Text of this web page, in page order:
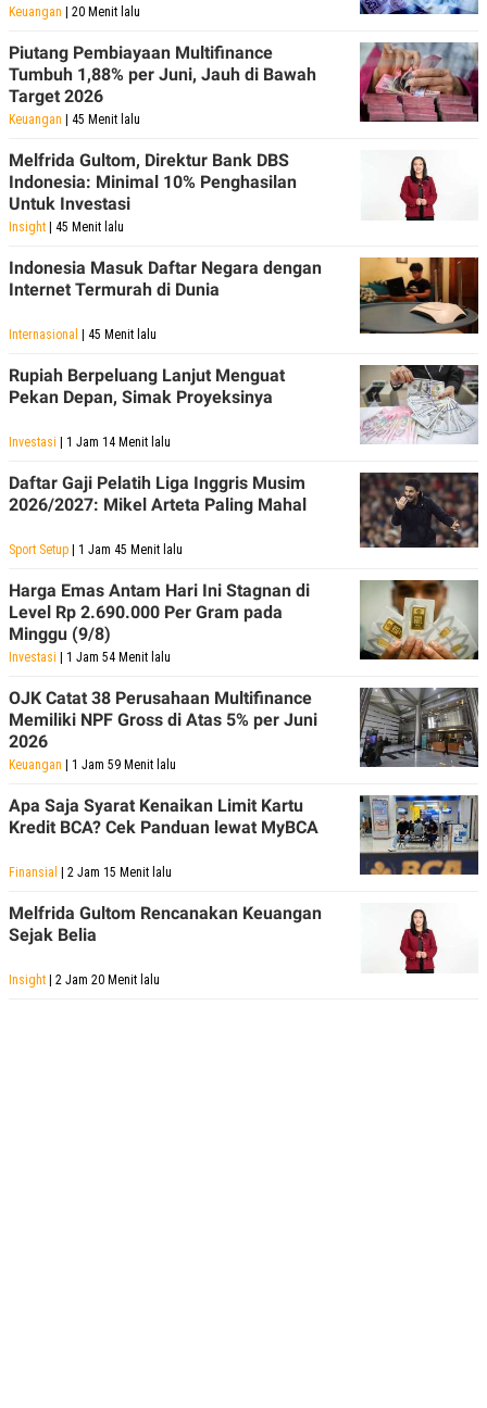
Keuangan | 20 Menit lalu
Piutang Pembiayaan Multifinance
Tumbuh 1,88% per Juni, Jauh di Bawah
Target 2026
Keuangan | 45 Menit lalu
Melfrida Gultom, Direktur Bank DBS
Indonesia: Minimal 10% Penghasilan
Untuk Investasi
Insight | 45 Menit lalu
Indonesia Masuk Daftar Negara dengan
Internet Termurah di Dunia
Internasional | 45 Menit lalu
Rupiah Berpeluang Lanjut Menguat
Pekan Depan, Simak Proyeksinya
Investasi | 1 Jam 14 Menit lalu
Daftar Gaji Pelatih Liga Inggris Musim
2026/2027: Mikel Arteta Paling Mahal
Sport Setup | 1 Jam 45 Menit lalu
Harga Emas Antam Hari Ini Stagnan di
Level Rp 2.690.000 Per Gram pada
Minggu (9/8)
Investasi | 1 Jam 54 Menit lalu
OJK Catat 38 Perusahaan Multifinance
Memiliki NPF Gross di Atas 5% per Juni
2026
Keuangan | 1 Jam 59 Menit lalu
Apa Saja Syarat Kenaikan Limit Kartu
Kredit BCA? Cek Panduan lewat MyBCA
Finansial | 2 Jam 15 Menit lalu
Melfrida Gultom Rencanakan Keuangan
Sejak Belia
Insight | 2 Jam 20 Menit lalu